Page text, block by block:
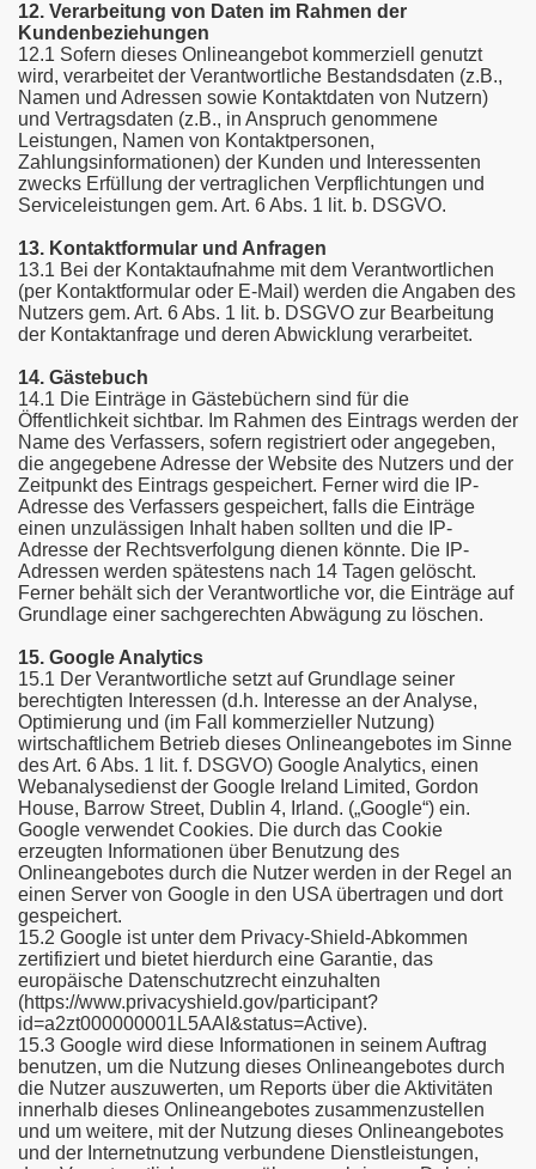
12. Verarbeitung von Daten im Rahmen der
Kundenbeziehungen
12.1 Sofern dieses Onlineangebot kommerziell genutzt
wird, verarbeitet der Verantwortliche Bestandsdaten (z.B.,
Namen und Adressen sowie Kontaktdaten von Nutzern)
und Vertragsdaten (z.B., in Anspruch genommene
Leistungen, Namen von Kontaktpersonen,
Zahlungsinformationen) der Kunden und Interessenten
zwecks Erfüllung der vertraglichen Verpflichtungen und
Serviceleistungen gem. Art. 6 Abs. 1 lit. b. DSGVO.
13. Kontaktformular und Anfragen
13.1 Bei der Kontaktaufnahme mit dem Verantwortlichen
(per Kontaktformular oder E-Mail) werden die Angaben des
Nutzers gem. Art. 6 Abs. 1 lit. b. DSGVO zur Bearbeitung
der Kontaktanfrage und deren Abwicklung verarbeitet.
14. Gästebuch
14.1 Die Einträge in Gästebüchern sind für die
Öffentlichkeit sichtbar. Im Rahmen des Eintrags werden der
Name des Verfassers, sofern registriert oder angegeben,
die angegebene Adresse der Website des Nutzers und der
Zeitpunkt des Eintrags gespeichert. Ferner wird die IP-
Adresse des Verfassers gespeichert, falls die Einträge
einen unzulässigen Inhalt haben sollten und die IP-
Adresse der Rechtsverfolgung dienen könnte. Die IP-
Adressen werden spätestens nach 14 Tagen gelöscht.
Ferner behält sich der Verantwortliche vor, die Einträge auf
Grundlage einer sachgerechten Abwägung zu löschen.
15. Google Analytics
15.1 Der Verantwortliche setzt auf Grundlage seiner
berechtigten Interessen (d.h. Interesse an der Analyse,
Optimierung und (im Fall kommerzieller Nutzung)
wirtschaftlichem Betrieb dieses Onlineangebotes im Sinne
des Art. 6 Abs. 1 lit. f. DSGVO) Google Analytics, einen
Webanalysedienst der Google Ireland Limited, Gordon
House, Barrow Street, Dublin 4, Irland. („Google“) ein.
Google verwendet Cookies. Die durch das Cookie
erzeugten Informationen über Benutzung des
Onlineangebotes durch die Nutzer werden in der Regel an
einen Server von Google in den USA übertragen und dort
gespeichert.
15.2 Google ist unter dem Privacy-Shield-Abkommen
zertifiziert und bietet hierdurch eine Garantie, das
europäische Datenschutzrecht einzuhalten
(https://www.privacyshield.gov/participant?
id=a2zt000000001L5AAI&status=Active).
15.3 Google wird diese Informationen in seinem Auftrag
benutzen, um die Nutzung dieses Onlineangebotes durch
die Nutzer auszuwerten, um Reports über die Aktivitäten
innerhalb dieses Onlineangebotes zusammenzustellen
und um weitere, mit der Nutzung dieses Onlineangebotes
und der Internetnutzung verbundene Dienstleistungen,